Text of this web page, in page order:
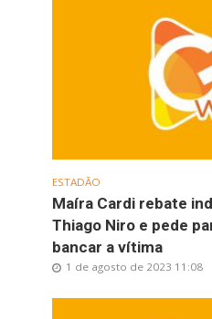
ESTADÃO
Maíra Cardi rebate
Thiago Niro e pede
bancar a vítima
1 de agosto de 2023 11:08